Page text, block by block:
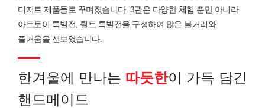
디저트 제품들로 꾸며졌습니다. 3관은 다양한 체험 뿐만 아니라
아트토이 특별전, 퀼트 특별전을 구성하여 많은 볼거리와
즐거움을 선보였습니다.
한겨울에 만나는 따듯한이 가득 담긴
핸드메이드